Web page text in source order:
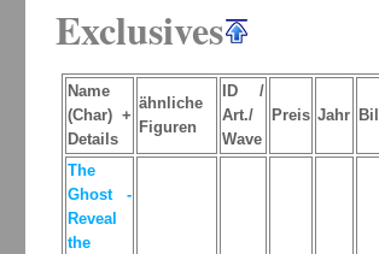
Exclusives
Name
(Char) +
Details
ähnliche
Figuren
ID /
Art./
Wave
Preis Jahr
The
Ghost -
Reveal
the